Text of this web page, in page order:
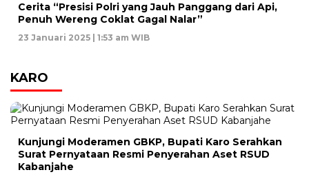
Cerita “Presisi Polri yang Jauh Panggang dari Api,
Penuh Wereng Coklat Gagal Nalar”
23 Januari 2025 | 1:53 am WIB
KARO
Kunjungi Moderamen GBKP, Bupati Karo Serahkan
Surat Pernyataan Resmi Penyerahan Aset RSUD
Kabanjahe